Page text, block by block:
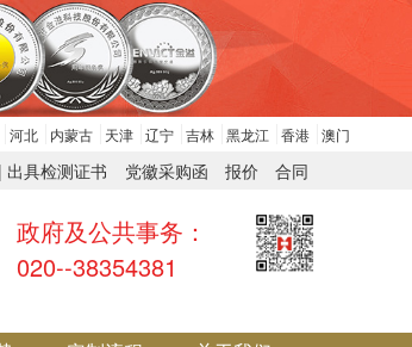
河北 内蒙古 天津 辽宁 吉林 黑龙江 香港 澳门
党徽采购函 报价 合同
出具检测证书
政府及公共事务：
020--38354381